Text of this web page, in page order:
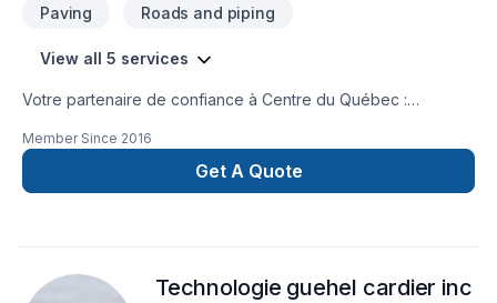
Paving Roads and piping
View all 5 services
Votre partenaire de confiance à Centre du Québec :
Excavation intérieur, Pavage, Travaux routiers, prêt à
concrétiser vos projets les plus ambitieux. Notre équipe
expérimentée vous accompagne à chaque étape, avec des
service d'exception, centré sur vos besoins et vos
Member Since 2016
Get A Quote
Technologie guehel cardier inc